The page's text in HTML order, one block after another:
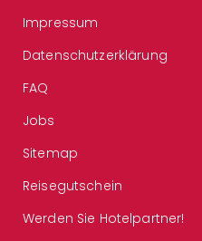
Impressum
Datenschutzerklärung
FAQ
Jobs
Sitemap
Reisegutschein
Werden Sie Hotelpartner!